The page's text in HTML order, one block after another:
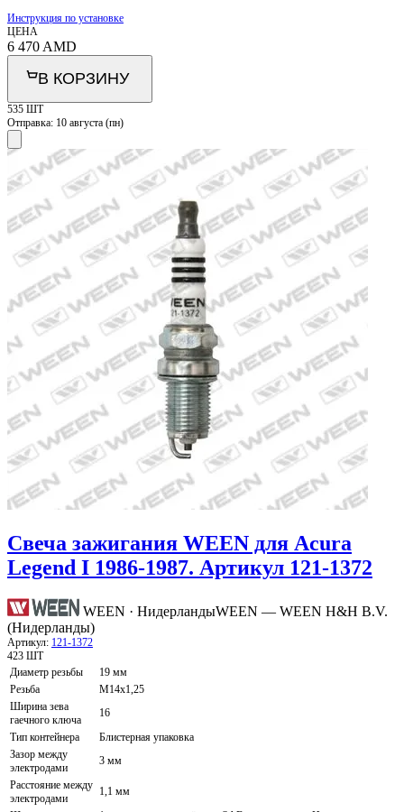
Инструкция по установке
ЦЕНА
6 470 AMD
В КОРЗИНУ
535 ШТ
Отправка: 10 августа (пн)
Свеча зажигания WEEN для Acura
Legend I 1986-1987. Артикул 121-1372
WEEN · НидерландыWEEN — WEEN H&H B.V.
(Нидерланды)
Артикул: 121-1372
423 ШТ
Диаметр резьбы
19 мм
Резьба
M14x1,25
Ширина зева
гаечного ключа
16
Тип контейнера
Блистерная упаковка
Зазор между
электродами
3 мм
Расстояние между
электродами
1,1 мм